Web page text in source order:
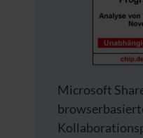
Microsoft